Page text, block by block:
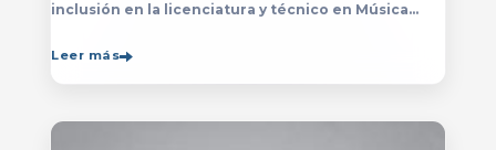
inclusión en la licenciatura y técnico en Música
formen con mayor autonomía
Leer más